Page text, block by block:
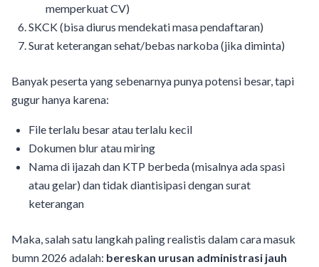
memperkuat CV)
SKCK (bisa diurus mendekati masa pendaftaran)
Surat keterangan sehat/bebas narkoba (jika diminta)
Banyak peserta yang sebenarnya punya potensi besar, tapi
gugur hanya karena:
File terlalu besar atau terlalu kecil
Dokumen blur atau miring
Nama di ijazah dan KTP berbeda (misalnya ada spasi
atau gelar) dan tidak diantisipasi dengan surat
keterangan
Maka, salah satu langkah paling realistis dalam cara masuk
bumn 2026 adalah: bereskan urusan administrasi jauh